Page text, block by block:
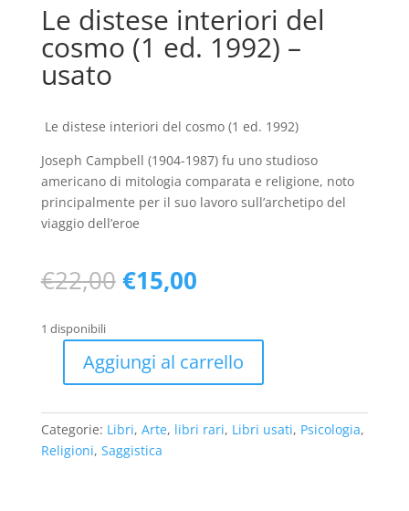
Le distese interiori del
cosmo (1 ed. 1992) –
usato
Le distese interiori del cosmo (1 ed. 1992)
Joseph Campbell (1904-1987) fu uno studioso
americano di mitologia comparata e religione, noto
principalmente per il suo lavoro sull’archetipo del
viaggio dell’eroe
€22,00 Il
prezzo
era:
€22,00.
€15,00Il
è:
€15,00.
1 disponibili
interiori
del
cosmo
Aggiungi al carrello
Categorie: Libri, Arte, libri rari, Libri usati, Psicologia,
Religioni, Saggistica